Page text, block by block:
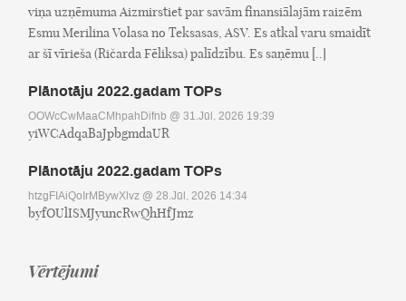
viņa uzņēmuma Aizmirstiet par savām finansiālajām raizēm
Esmu Merilina Volasa no Teksasas, ASV. Es atkal varu smaidīt
ar šī vīrieša (Ričarda Fēliksa) palīdzību. Es saņēmu [..]
Plānotāju 2022.gadam TOPs
OOWcCwMaaCMhpahDifnb @ 31.Jūl, 2026 19:39
yiWCAdqaBaJpbgmdaUR
Plānotāju 2022.gadam TOPs
htzgFIAiQoIrMBywXlvz @ 28.Jūl, 2026 14:34
byfOUlISMJyuncRwQhHfJmz
Vērtējumi